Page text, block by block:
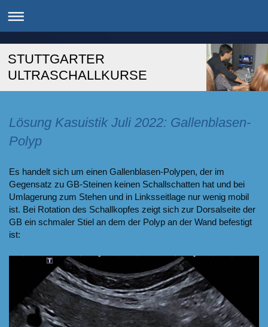
STUTTGARTER
ULTRASCHALLKURSE
Lösung Kasuistik Juli 2022: Gallenblasen-
Polyp
Es handelt sich um einen Gallenblasen-Polypen, der im
Gegensatz zu GB-Steinen keinen Schallschatten hat und bei
Umlagerung zum Stehen und in Linksseitlage nur wenig mobil
ist. Bei Rotation des Schallkopfes zeigt sich zur Dorsalseite der
GB ein schmaler Stiel an dem der Polyp an der Wand befestigt
ist: